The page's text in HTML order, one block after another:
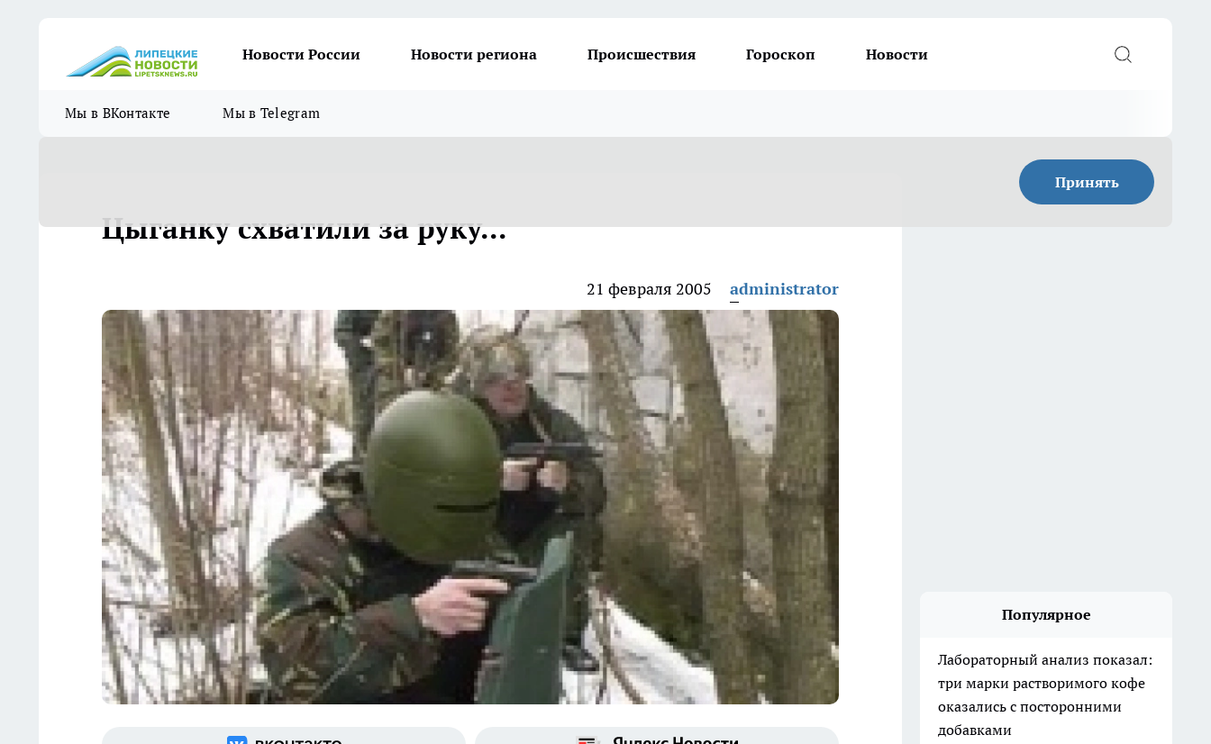
Новости России Новости региона Происшествия Гороскоп Новости
Мы в ВКонтакте Мы в Telegram
Принять
Цыганку схватили за руку...
21 февраля 2005 administrator
Популярное
Лабораторный анализ показал:
три марки растворимого кофе
оказались с посторонними
добавками